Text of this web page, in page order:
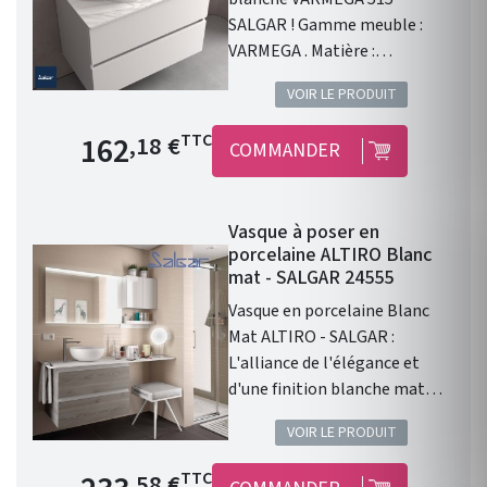
SALGAR ! Gamme meuble :
VARMEGA . Matière :
porcelaine blanche .
Dimensions : 500 x 385 x 120
mm. Livré sans bonde et sans
siphon. Garantie 2 ans.
VOIR LE PRODUIT
Prix de base
162,18 €TTC COMMANDER
Vasque à poser en
porcelaine ALTIRO Blanc
mat - SALGAR 24555
Vasque en porcelaine Blanc
Mat ALTIRO - SALGAR :
L'alliance de l'élégance et
d'une finition blanche mat
Vasque à poser ALTIRO EN
PORCELAINE BLANCHE MAT D
390 x 140 mm . Une finition en
VOIR LE PRODUIT
Prix de base TTC